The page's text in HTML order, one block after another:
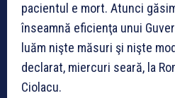
pacientul e mort. Atunci
înseamnă eficienţa unui
luăm nişte măsuri şi nişte
declarat, miercuri seară, la
Ciolacu.